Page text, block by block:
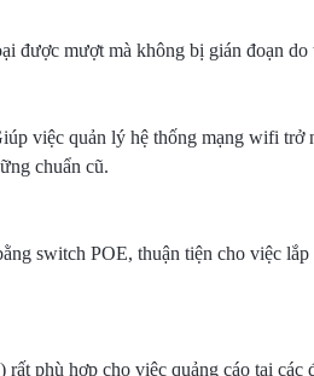
được mượt mà không bị gián đoạn do
việc quản lý hệ thống mạng wifi trở
chuẩn cũ.
switch POE, thuận tiện cho việc
phù hợp cho việc quảng cáo tại các